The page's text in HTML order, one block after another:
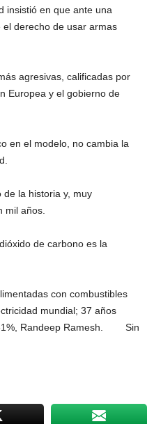
insistió en que ante una
derecho de usar armas
agresivas, calificadas por
Europea y el gobierno de
en el modelo, no cambia la
de la historia y, muy
mil años.
de carbono es la
con combustibles
mundial; 37 años
Randeep Ramesh. Sin